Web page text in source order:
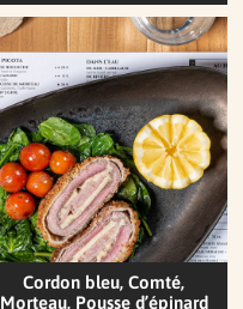
Cordon bleu, Comté,
Morteau, Pousse d’épinard